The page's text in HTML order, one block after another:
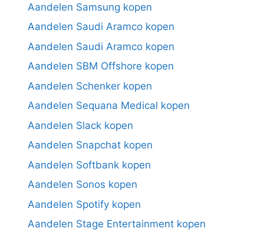
Aandelen Samsung kopen
Aandelen Saudi Aramco kopen
Aandelen Saudi Aramco kopen
Aandelen SBM Offshore kopen
Aandelen Schenker kopen
Aandelen Sequana Medical kopen
Aandelen Slack kopen
Aandelen Snapchat kopen
Aandelen Softbank kopen
Aandelen Sonos kopen
Aandelen Spotify kopen
Aandelen Stage Entertainment kopen